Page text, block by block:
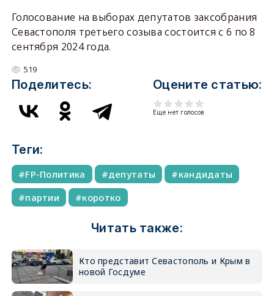
Голосование на выборах депутатов заксобрания
Севастополя третьего созыва состоится с 6 по 8
сентября 2024 года.
519
Поделитесь: Оцените статью:
Еще нет голосов
Теги:
FP-Политика депутаты
кандидаты
партии
коротко
Читать также:
Кто представит Севастополь и Крым в
новой Госдуме